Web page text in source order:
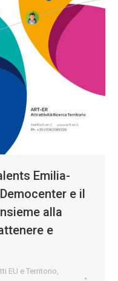
Emilia-
e il
alla
e
EU e Territorio,